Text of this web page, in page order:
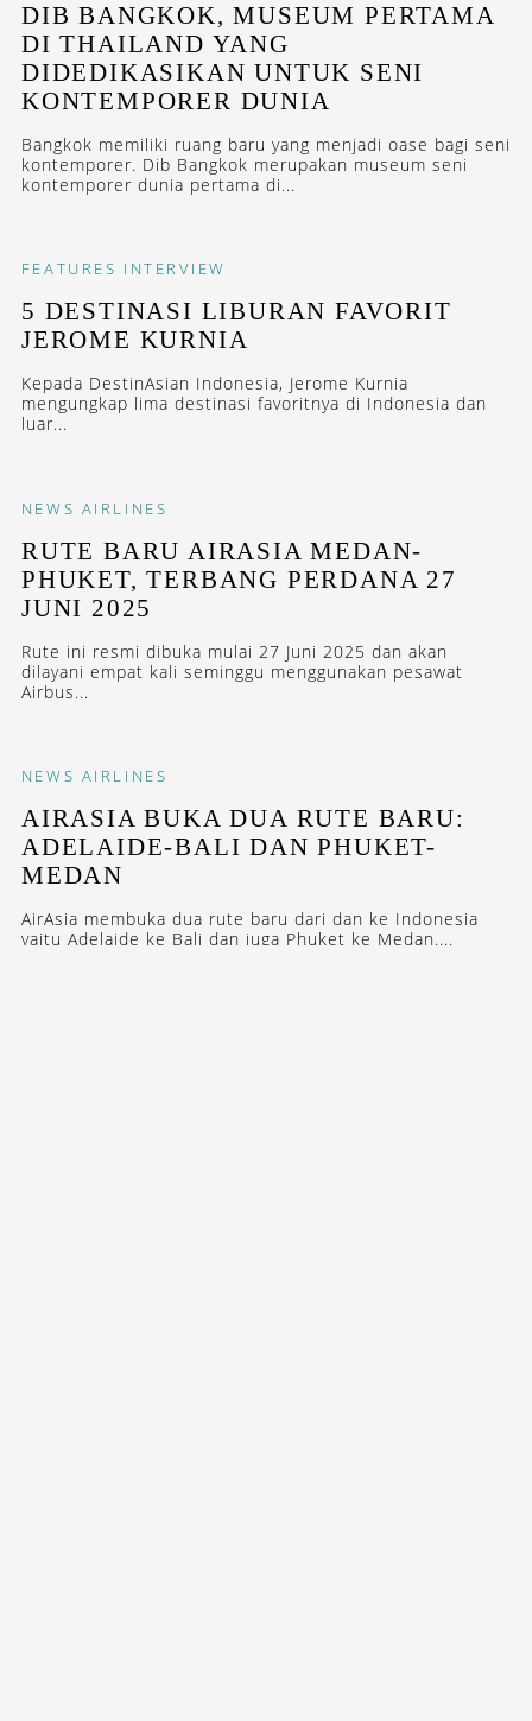
DIB BANGKOK, MUSEUM PERTAMA
DI THAILAND YANG
DIDEDIKASIKAN UNTUK SENI
KONTEMPORER DUNIA
Bangkok memiliki ruang baru yang menjadi oase bagi seni
kontemporer. Dib Bangkok merupakan museum seni
kontemporer dunia pertama di...
FEATURES INTERVIEW
5 DESTINASI LIBURAN FAVORIT
JEROME KURNIA
Kepada DestinAsian Indonesia, Jerome Kurnia
mengungkap lima destinasi favoritnya di Indonesia dan
luar...
NEWS AIRLINES
RUTE BARU AIRASIA MEDAN-
PHUKET, TERBANG PERDANA 27
JUNI 2025
Rute ini resmi dibuka mulai 27 Juni 2025 dan akan
dilayani empat kali seminggu menggunakan pesawat
Airbus...
NEWS AIRLINES
AIRASIA BUKA DUA RUTE BARU:
ADELAIDE-BALI DAN PHUKET-
MEDAN
AirAsia membuka dua rute baru dari dan ke Indonesia
yaitu Adelaide ke Bali dan juga Phuket ke Medan....